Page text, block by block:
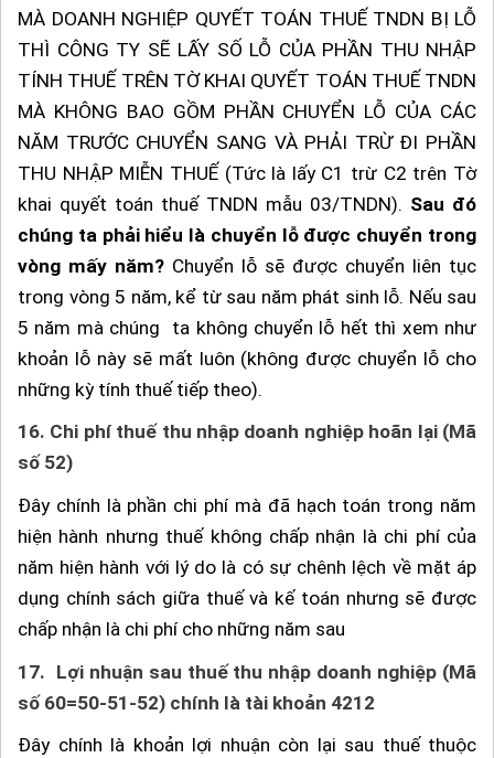
MÀ DOANH NGHIỆP QUYẾT TOÁN THUẾ TNDN BỊ LỖ
THÌ CÔNG TY SẼ LẤY SỐ LỖ CỦA PHẦN THU NHẬP
TÍNH THUẾ TRÊN TỜ KHAI QUYẾT TOÁN THUẾ TNDN
MÀ KHÔNG BAO GỒM PHẦN CHUYỂN LỖ CỦA CÁC
NĂM TRƯỚC CHUYỂN SANG VÀ PHẢI TRỪ ĐI PHẦN
THU NHẬP MIỄN THUẾ (Tức là lấy C1 trừ C2 trên Tờ
khai quyết toán thuế TNDN mẫu 03/TNDN). Sau đó
chúng ta phải hiểu là chuyển lỗ được chuyển trong
vòng mấy năm? Chuyển lỗ sẽ được chuyển liên tục
trong vòng 5 năm, kể từ sau năm phát sinh lỗ. Nếu sau
5 năm mà chúng ta không chuyển lỗ hết thì xem như
khoản lỗ này sẽ mất luôn (không được chuyển lỗ cho
những kỳ tính thuế tiếp theo).
16. Chi phí thuế thu nhập doanh nghiệp hoãn lại (Mã
số 52)
Đây chính là phần chi phí mà đã hạch toán trong năm
hiện hành nhưng thuế không chấp nhận là chi phí của
năm hiện hành với lý do là có sự chênh lệch về mặt áp
dụng chính sách giữa thuế và kế toán nhưng sẽ được
chấp nhận là chi phí cho những năm sau
17. Lợi nhuận sau thuế thu nhập doanh nghiệp (Mã
số 60=50-51-52) chính là tài khoản 4212
Đây chính là khoản lợi nhuận còn lại sau thuế thuộc